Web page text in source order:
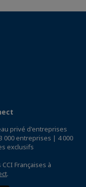
privé d'entreprises
000 entreprises | 4 000
exclusifs
Françaises à
.